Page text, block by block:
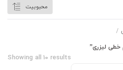
محبوبیت
/
لیزری”
Showing all 10 results